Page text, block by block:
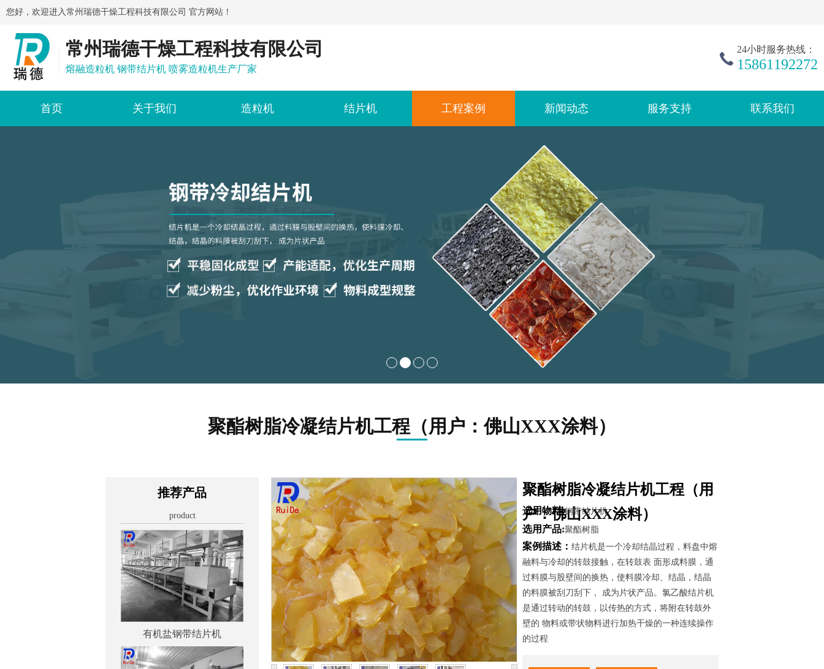
您好，欢迎进入常州瑞德干燥工程科技有限公司 官方网站！
常州瑞德干燥工程科技有限公司
熔融造粒机 钢带结片机 喷雾造粒机生产厂家
24小时服务热线：
15861192272
首页 关于我们 造粒机 结片机 工程案例 新闻动态 服务支持 联系我们
聚酯树脂冷凝结片机工程（用户：佛山XXX涂料）
推荐产品
product
有机盐钢带结片机
聚酯树脂冷凝结片机工程（用
户：佛山XXX涂料）
选用物料:钢带结片机
选用产品:聚酯树脂
案例描述： 结片机是一个冷却结晶过程，料盘中熔
融料与冷却的转鼓接触，在转鼓表 面形成料膜，通
过料膜与股壁间的换热，使料膜冷却、结晶，结晶
的料膜被刮刀刮下， 成为片状产品。氯乙酸结片机
是通过转动的转鼓，以传热的方式，将附在转鼓外
壁的 物料或带状物料进行加热干燥的一种连续操作
的过程